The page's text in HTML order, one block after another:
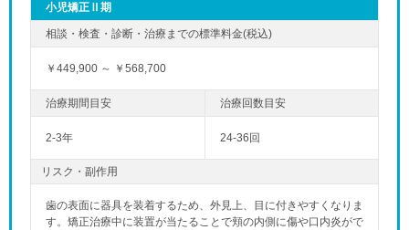
小児矯正Ⅱ期
￥449,900 ～ ￥568,700
2-3年 24-36回
リスク・副作用
歯の表面に器具を装着するため、外見上、目に付きやすくなりま
す。矯正治療中に装置が当たることで頬の内側に傷や口内炎がで